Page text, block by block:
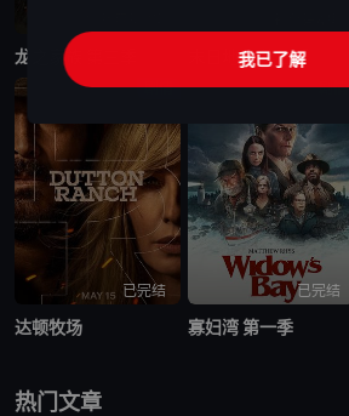
龙之家族 第三季 末日地堡 第三季
剧情
已完结
达顿牧场
剧情
已完结
寡妇湾 第一季
热门文章
我已了解